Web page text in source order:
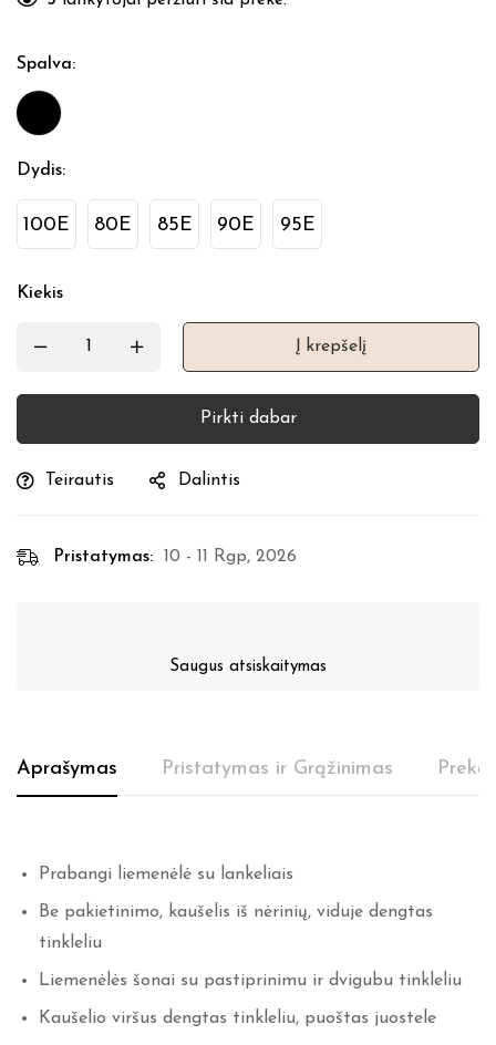
Spalva:
Dydis:
100E 80E 85E 90E 95E
Kiekis
Į krepšelį
Pirkti dabar
Teirautis Dalintis
Pristatymas: 10 - 11 Rgp, 2026
Saugus atsiskaitymas
Aprašymas Pristatymas ir Grąžinimas
Prabangi liemenėlė su lankeliais
Be pakietinimo, kaušelis iš nėrinių, viduje dengtas
tinkleliu
Liemenėlės šonai su pastiprinimu ir dvigubu tinkleliu
Kaušelio viršus dengtas tinkleliu, puoštas juostele